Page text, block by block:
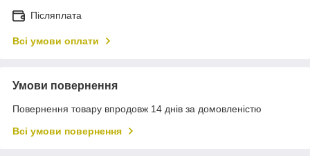
Післяплата
Всі умови оплати
Умови повернення
Повернення товару впродовж 14 днів за домовленістю
Всі умови повернення